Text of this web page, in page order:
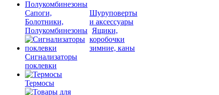
Сапоги,
Болотники,
Полукомбинезоны
Сигнализаторы
поклевки
Термосы
Шуруповерты
и аксессуары
Ящики,
коробочки
зимние, каны